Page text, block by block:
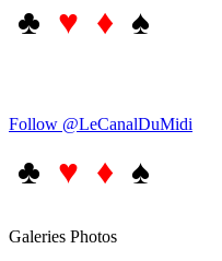
♣ ♥ ♦ ♠
Follow @LeCanalDuMidi
♣ ♥ ♦ ♠
Galeries Photos